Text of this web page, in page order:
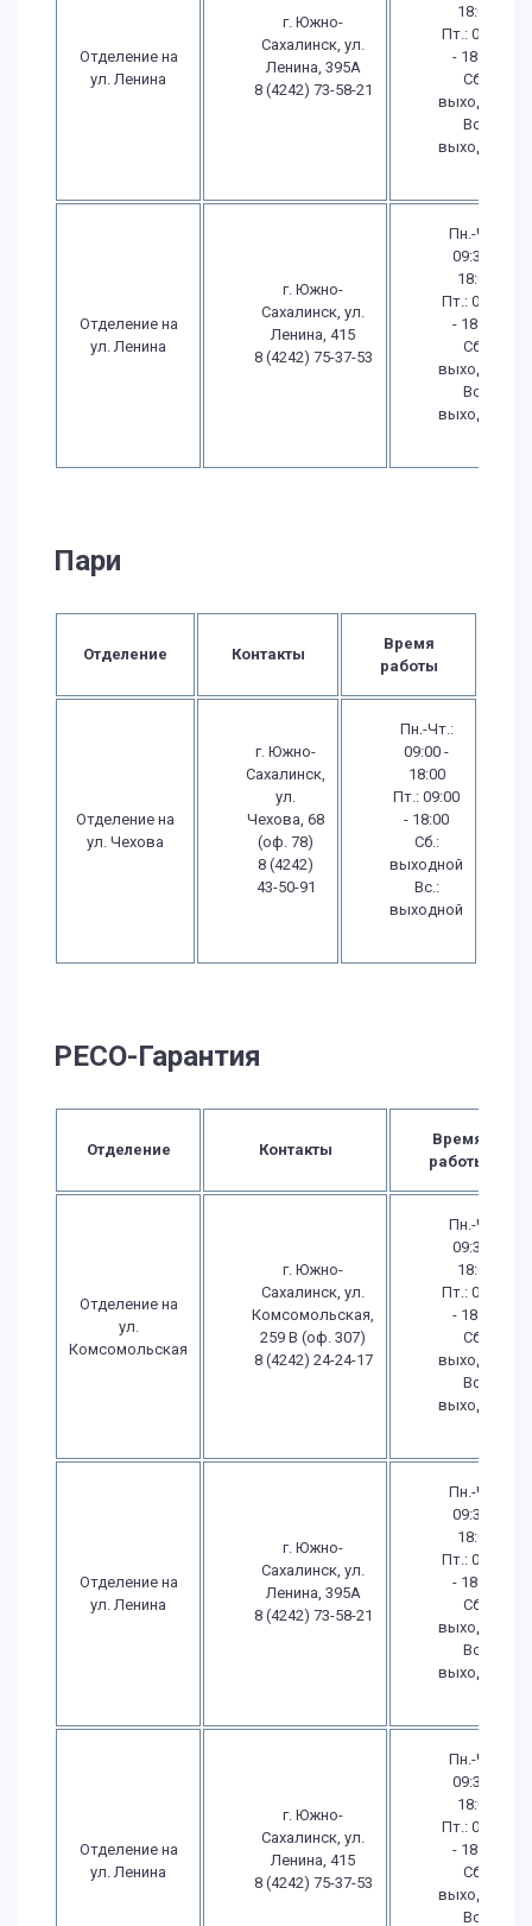
Отделение на
ул. Ленина
г. Южно-
Сахалинск, ул.
Ленина, 395А
8 (4242) 73-58-21
18:00
Пт.: 09:30
- 18:00
Сб.:
выходной
Вс.:
выходной
Отделение на
ул. Ленина
г. Южно-
Сахалинск, ул.
Ленина, 415
8 (4242) 75-37-53
Пн.-Чт.:
09:30 -
18:00
Пт.: 09:30
- 18:00
Сб.:
выходной
Вс.:
выходной
Пари
Отделение Контакты
Время
работы
Отделение на
ул. Чехова
г. Южно-
Сахалинск,
ул.
Чехова, 68
(оф. 78)
8 (4242)
43-50-91
Пн.-Чт.:
09:00 -
18:00
Пт.: 09:00
- 18:00
Сб.:
выходной
Вс.:
выходной
РЕСО-Гарантия
Отделение Контакты
Время
работы
Отделение на
ул.
Комсомольская
г. Южно-
Сахалинск, ул.
Комсомольская,
259 В (оф. 307)
8 (4242) 24-24-17
Пн.-Чт.:
09:30 -
18:00
Пт.: 09:30
- 18:00
Сб.:
выходной
Вс.:
выходной
Отделение на
ул. Ленина
г. Южно-
Сахалинск, ул.
Ленина, 395А
8 (4242) 73-58-21
Пн.-Чт.:
09:30 -
18:00
Пт.: 09:30
- 18:00
Сб.:
выходной
Вс.:
выходной
Отделение на
ул. Ленина
г. Южно-
Сахалинск, ул.
Ленина, 415
8 (4242) 75-37-53
Пн.-Чт.:
09:30 -
18:00
Пт.: 09:30
- 18:00
Сб.:
выходной
Вс.: